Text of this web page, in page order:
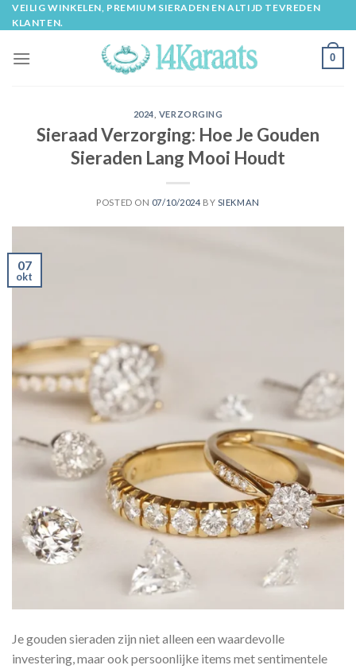
Skip
to
VEILIG WINKELEN, PREMIUM SIERADEN EN ALTIJD TEVREDEN
KLANTEN.
0
2024 VERZORGING
Sieraad Verzorging: Hoe Je Gouden
Sieraden Lang Mooi Houdt
POSTED ON 07/10/2024 BY SIEKMAN
07
okt
Je gouden sieraden zijn niet alleen een waardevolle
investering, maar ook persoonlijke items met sentimentele